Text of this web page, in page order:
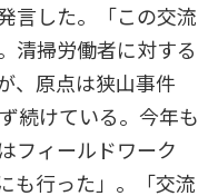
言した。「この交流
清掃労働者に対する
、原点は狭山事件
続けている。今年も
フィールドワーク
も行った」。「交流